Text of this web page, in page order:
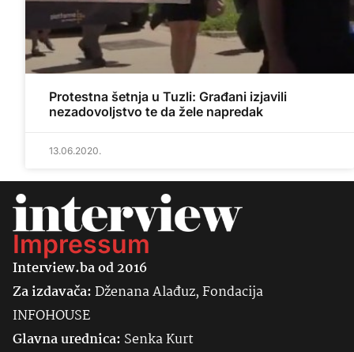
Protestna šetnja u Tuzli: Građani izjavili
nezadovoljstvo te da žele napredak
13.06.2020.
Impressum
Interview.ba od 2016
Za izdavača:Dženana Alađuz, Fondacija
INFOHOUSE
Glavna urednica: SenkaKurt